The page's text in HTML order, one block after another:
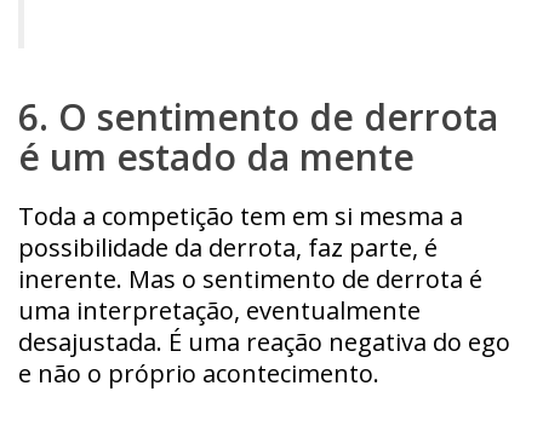
6. O sentimento de derrota
é um estado da mente
Toda a competição tem em si mesma a
possibilidade da derrota, faz parte, é
inerente. Mas o sentimento de derrota é
uma interpretação, eventualmente
desajustada. É uma reação negativa do ego
e não o próprio acontecimento.